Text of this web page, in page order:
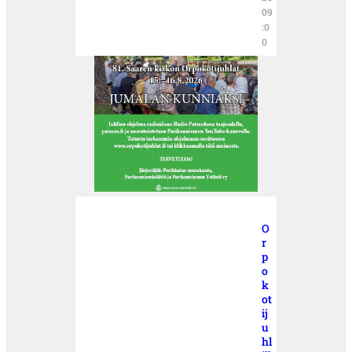
09
:0
0
O
r
p
o
k
ot
ij
u
hl